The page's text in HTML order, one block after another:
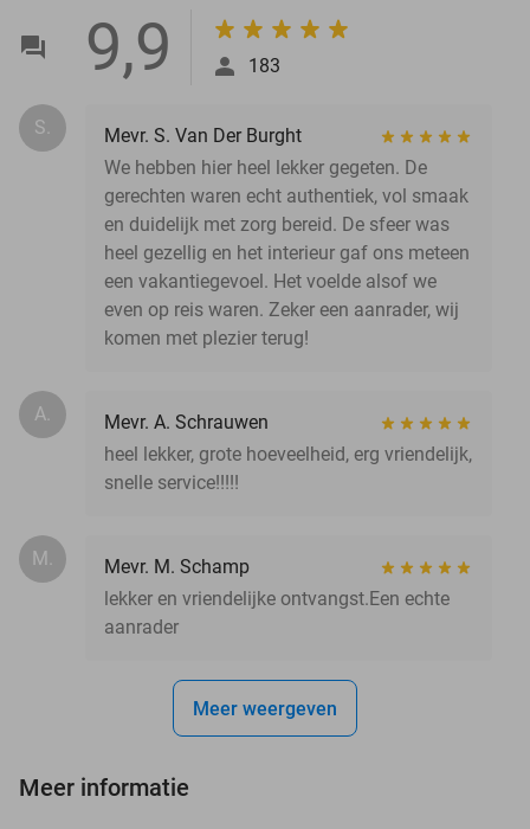
9,9 183
S.
Mevr. S. Van Der Burght
We hebben hier heel lekker gegeten. De
gerechten waren echt authentiek, vol smaak
en duidelijk met zorg bereid. De sfeer was
heel gezellig en het interieur gaf ons meteen
een vakantiegevoel. Het voelde alsof we
even op reis waren. Zeker een aanrader, wij
komen met plezier terug!
A.
Mevr. A. Schrauwen
heel lekker, grote hoeveelheid, erg vriendelijk,
snelle service!!!!!
M.
Mevr. M. Schamp
lekker en vriendelijke ontvangst.Een echte
aanrader
Meer weergeven
Meer informatie